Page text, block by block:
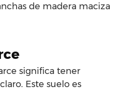
de madera maciza
significa tener
Este suelo es